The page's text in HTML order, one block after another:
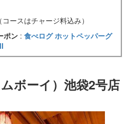
ースはチャージ料込み）
ポン : 食べログホットペッパーグ
ボーイ）池袋2号店